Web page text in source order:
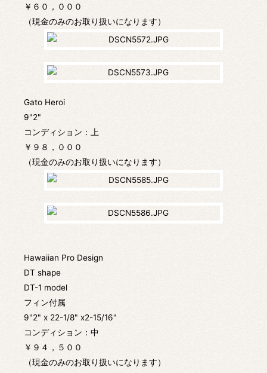
￥６０，０００
（現金のみのお取り扱いになります）
Gato Heroi
9"2"
コンディション：上
￥９８，０００
（現金のみのお取り扱いになります）
Hawaiian Pro Design
DT shape
DT-1 model
フィン付属
9"2" x 22-1/8" x2-15/16"
コンディション：中
￥９４，５００
（現金のみのお取り扱いになります）